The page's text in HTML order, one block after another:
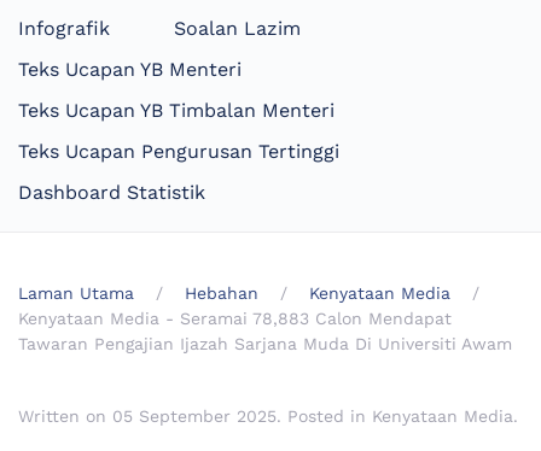
Infografik
Soalan Lazim
Teks Ucapan YB Menteri
Teks Ucapan YB Timbalan Menteri
Teks Ucapan Pengurusan Tertinggi
Dashboard Statistik
Laman Utama Hebahan
Kenyataan Media
Kenyataan Media - Seramai 78,883 Calon Mendapat
Tawaran Pengajian Ijazah Sarjana Muda Di Universiti Awam
Written on 05 September 2025. Posted in Kenyataan Media.